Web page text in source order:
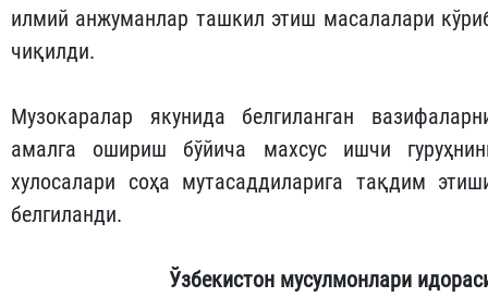
илмий анжуманлар ташкил этиш масалалари
чиқилди.
Музокаралар якунида белгиланган
амалга ошириш бўйича махсус ишчи
хулосалари соҳа мутасаддиларига тақдим
белгиланди.
Ўзбекистон мусулмонлари